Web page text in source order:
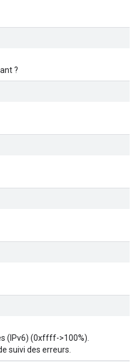
?
(IPv6) (0xffff->100%).
suivi des erreurs.